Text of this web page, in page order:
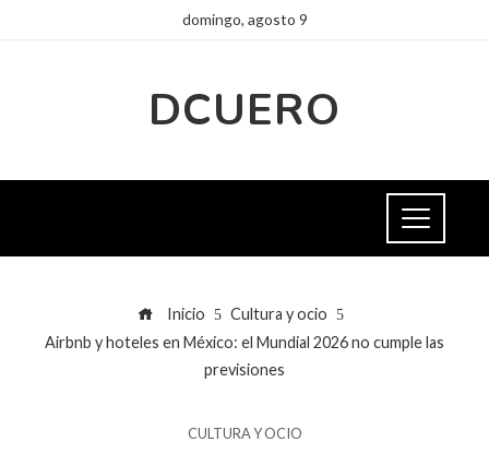
domingo, agosto 9
DCUERO
Inicio
Cultura y ocio
Airbnb y hoteles en México: el Mundial 2026 no cumple las
previsiones
CULTURA Y OCIO